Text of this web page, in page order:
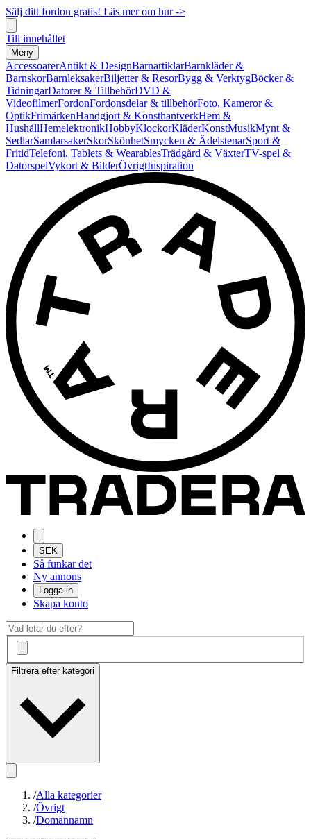
Sälj ditt fordon gratis! Läs mer om hur ->
Till innehållet
Meny
AccessoarerAntikt & DesignBarnartiklarBarnkläder &
BarnskorBarnleksakerBiljetter & ResorBygg & VerktygBöcker &
TidningarDatorer & TillbehörDVD &
VideofilmerFordonFordonsdelar & tillbehörFoto, Kameror &
OptikFrimärkenHandgjort & KonsthantverkHem &
HushållHemelektronikHobbyKlockorKläderKonstMusikMynt &
SedlarSamlarsakerSkorSkönhetSmycken & ÄdelstenarSport &
FritidTelefoni, Tablets & WearablesTrädgård & VäxterTV-spel &
DatorspelVykort & BilderÖvrigtInspiration
SEK
Så funkar det
Ny annons
Logga in
Skapa konto
Filtrera efter kategori
/Alla kategorier
/Övrigt
/Domännamn